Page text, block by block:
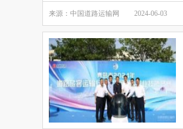
来源：中国道路运输网 2024-06-03